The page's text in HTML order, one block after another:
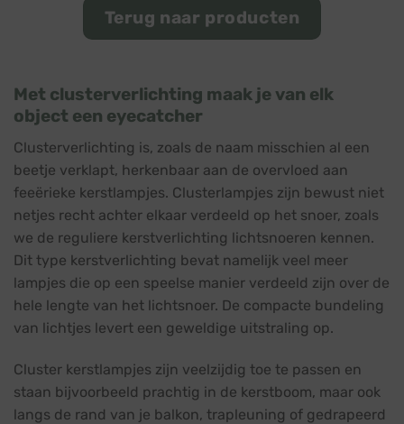
Terug naar producten
Met clusterverlichting maak je van elk
object een eyecatcher
Clusterverlichting is, zoals de naam misschien al een
beetje verklapt, herkenbaar aan de overvloed aan
feeërieke kerstlampjes. Clusterlampjes zijn bewust niet
netjes recht achter elkaar verdeeld op het snoer, zoals
we de reguliere kerstverlichting lichtsnoeren kennen.
Dit type kerstverlichting bevat namelijk veel meer
lampjes die op een speelse manier verdeeld zijn over de
hele lengte van het lichtsnoer. De compacte bundeling
van lichtjes levert een geweldige uitstraling op.
Cluster kerstlampjes zijn veelzijdig toe te passen en
staan bijvoorbeeld prachtig in de kerstboom, maar ook
langs de rand van je balkon, trapleuning of gedrapeerd